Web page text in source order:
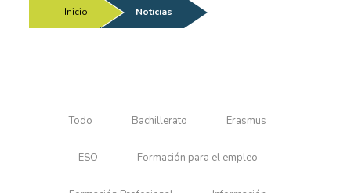
Inicio Noticias
Todo Bachillerato Erasmus
ESO Formación para el empleo